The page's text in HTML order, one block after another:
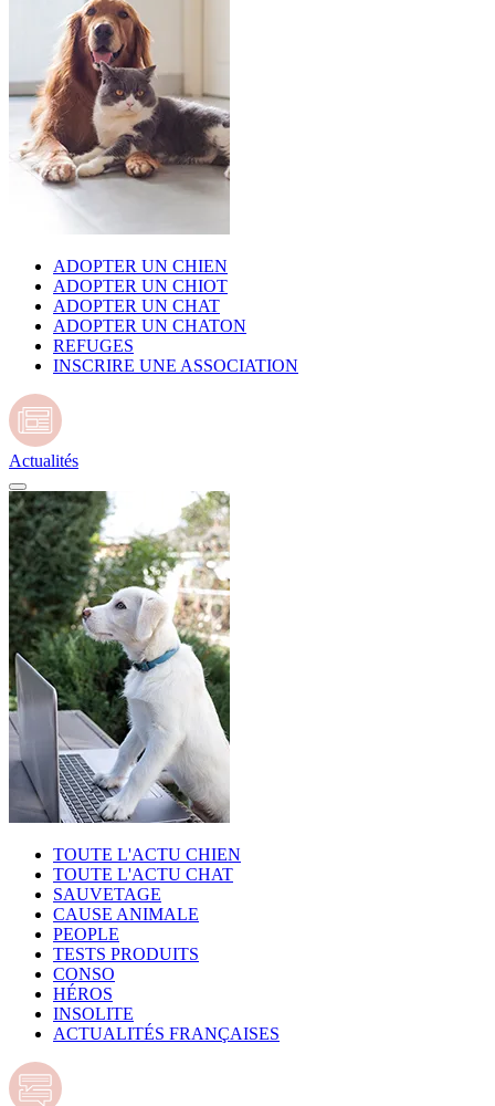
ADOPTER UN CHIEN
ADOPTER UN CHIOT
ADOPTER UN CHAT
ADOPTER UN CHATON
REFUGES
INSCRIRE UNE ASSOCIATION
Actualités
TOUTE L'ACTU CHIEN
TOUTE L'ACTU CHAT
SAUVETAGE
CAUSE ANIMALE
PEOPLE
TESTS PRODUITS
CONSO
HÉROS
INSOLITE
ACTUALITÉS FRANÇAISES